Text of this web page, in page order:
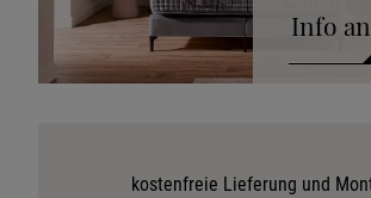
Info
Stoffkollektion
kostenfreie Lieferung und